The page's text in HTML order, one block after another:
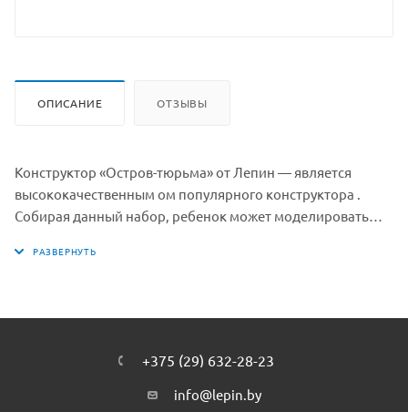
ОПИСАНИЕ ОТЗЫВЫ
Конструктор «Остров-тюрьма» от Лепин — является
высококачественным ом популярного конструктора .
Собирая данный набор, ребенок может моделировать
серии City. Создайте свою коллекцию серии City фирмы
+375 (29) 632-28-23
info@lepin.by